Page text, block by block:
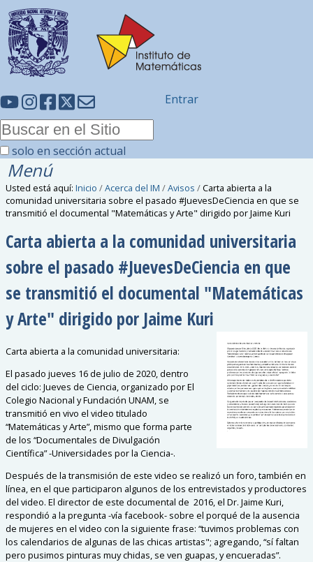
solo en sección actual
Entrar
Menú
Usted está aquí: Inicio /Acerca del IM /Avisos /Carta abierta a la
comunidad universitaria sobre el pasado #JuevesDeCiencia en que se
transmitió el documental "Matemáticas y Arte" dirigido por Jaime Kuri
Carta abierta a la comunidad universitaria
sobre el pasado #JuevesDeCiencia en que
se transmitió el documental "Matemáticas
y Arte" dirigido por Jaime Kuri
Carta abierta a la comunidad universitaria:
El pasado jueves 16 de julio de 2020, dentro
del ciclo: Jueves de Ciencia, organizado por El
Colegio Nacional y Fundación UNAM, se
transmitió en vivo el video titulado
“Matemáticas y Arte”, mismo que forma parte
de los “Documentales de Divulgación
Científica” -Universidades por la Ciencia-.
Después de la transmisión de este video se realizó un foro, también en
línea, en el que participaron algunos de los entrevistados y productores
del video. El director de este documental de 2016, el Dr. Jaime Kuri,
respondió a la pregunta -vía facebook- sobre el porqué de la ausencia
de mujeres en el video con la siguiente frase: “tuvimos problemas con
los calendarios de algunas de las chicas artistas"; agregando, “sí faltan
pero pusimos pinturas muy chidas, se ven guapas, y encueradas”.